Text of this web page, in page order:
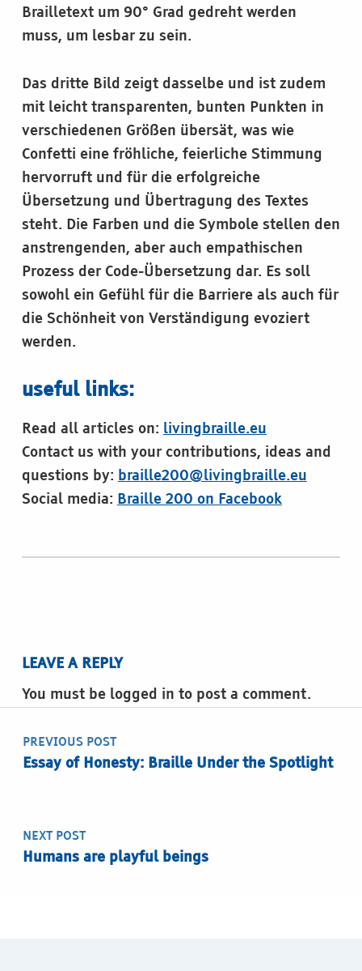
Brailletext um 90° Grad gedreht werden
muss, um lesbar zu sein.
Das dritte Bild zeigt dasselbe und ist zudem
mit leicht transparenten, bunten Punkten in
verschiedenen Größen übersät, was wie
Confetti eine fröhliche, feierliche Stimmung
hervorruft und für die erfolgreiche
Übersetzung und Übertragung des Textes
steht. Die Farben und die Symbole stellen den
anstrengenden, aber auch empathischen
Prozess der Code-Übersetzung dar. Es soll
sowohl ein Gefühl für die Barriere als auch für
die Schönheit von Verständigung evoziert
werden.
useful links:
Read all articles on: livingbraille.eu
Contact us with your contributions, ideas and
questions by: braille200@livingbraille.eu
Social media: Braille 200 on Facebook
LEAVE A REPLY
You must be logged in to post a comment.
Post navigation
PREVIOUS POST
Essay of Honesty: Braille Under the Spotlight
NEXT POST
Humans are playful beings